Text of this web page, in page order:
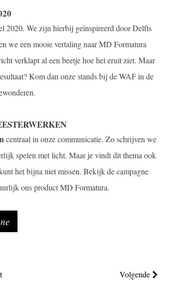
2020. We zijn hierbij geïnspireerd door Delfts
we een mooie vertaling naar MD Formatura
verklapt al een beetje hoe het eruit ziet. Maar
Kom dan onze stands bij de WAF in de
centraal in onze communicatie. Zo schrijven we
spelen met licht. Maar je vindt dit thema ook
het bijna niet missen. Bekijk de campagne
ons product MD Formatura.
Volgende